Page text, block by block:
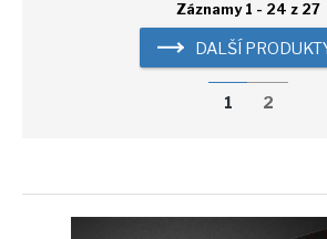
Záznamy 1 - 24 z 27
DALŠÍ
1 2